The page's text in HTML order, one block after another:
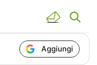
Aggiungi